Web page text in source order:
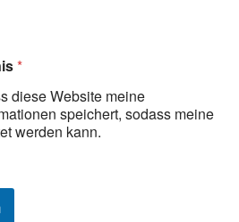
*
diese Website meine
speichert, sodass meine
werden kann.